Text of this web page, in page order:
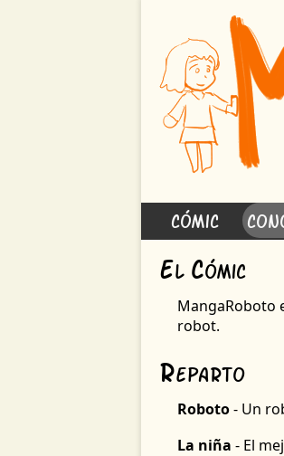
Cómic
El Cómic
MangaRoboto
robot.
Reparto
Roboto- Un
La niña - El